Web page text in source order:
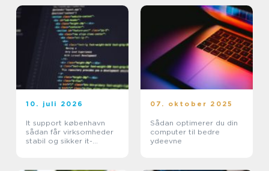
10. juli 2026
It support københavn
sådan får virksomheder
stabil og sikker it-
07. oktober 2025
Sådan optimerer du din
computer til bedre
ydeevne